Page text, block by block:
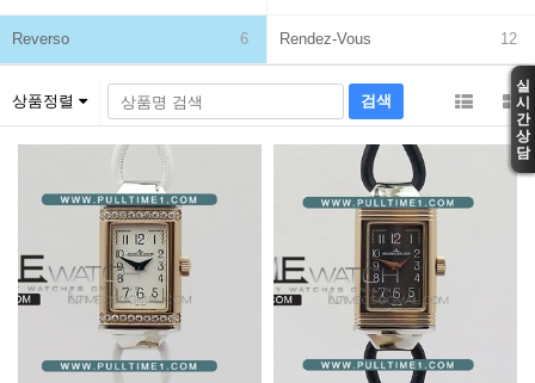
실
시
간
상
담
Reverso 6 Rendez-Vous 12
상품정렬